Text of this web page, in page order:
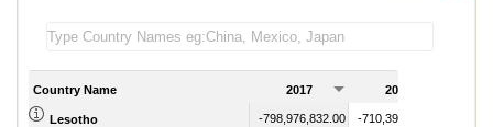
Country Name 2017 2018
Lesotho -798,976,832.00 -710,398,465.00